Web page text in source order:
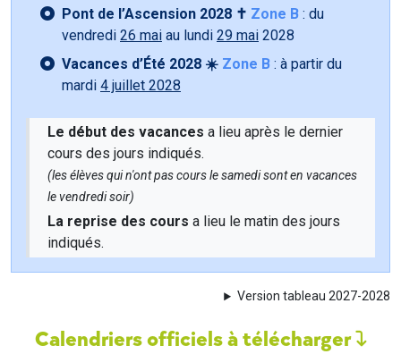
Pont de l’Ascension 2028 ✝️ Zone B : du
vendredi 26 mai au lundi 29 mai 2028
Vacances d’Été 2028 ☀️ Zone B : à partir du
mardi 4 juillet 2028
Le début des vacances a lieu après le dernier
cours des jours indiqués.
(les élèves qui n'ont pas cours le samedi sont en vacances
le vendredi soir)
La reprise des cours a lieu le matin des jours
indiqués.
Version tableau 2027-2028
Calendriers officiels à télécharger